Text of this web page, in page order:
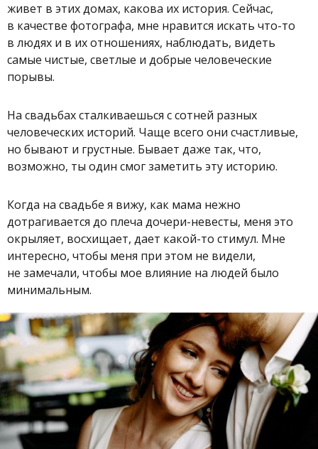
живет в этих домах, какова их история. Сейчас,
в качестве фотографа, мне нравится искать что-то
в людях и в их отношениях, наблюдать, видеть
самые чистые, светлые и добрые человеческие
порывы.
На свадьбах сталкиваешься с сотней разных
человеческих историй. Чаще всего они счастливые,
но бывают и грустные. Бывает даже так, что,
возможно, ты один смог заметить эту историю.
Когда на свадьбе я вижу, как мама нежно
дотрагивается до плеча дочери-невесты, меня это
окрыляет, восхищает, дает какой-то стимул. Мне
интересно, чтобы меня при этом не видели,
не замечали, чтобы мое влияние на людей было
минимальным.